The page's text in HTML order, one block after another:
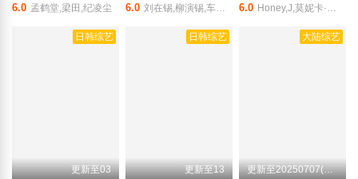
6.0 孟鹤堂,梁田,纪凌尘 6.0 刘在锡,柳演锡,车胜元,孔明 6.0 Honey,J,莫妮卡·申,Ri.hey,崔孝真,愼嘉庀
日韩综艺
更新至03
日韩综艺
更新至13
大陆综艺
更新至20250707(加更版)